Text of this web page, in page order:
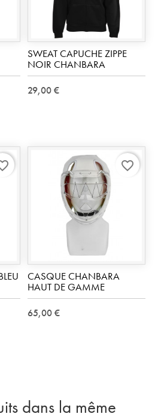
SWEAT CAPUCHE ZIPPE
NOIR CHANBARA
29,00 €
CASQUE CHANBARA
HAUT DE GAMME
65,00 €
favorite_border
dans la même